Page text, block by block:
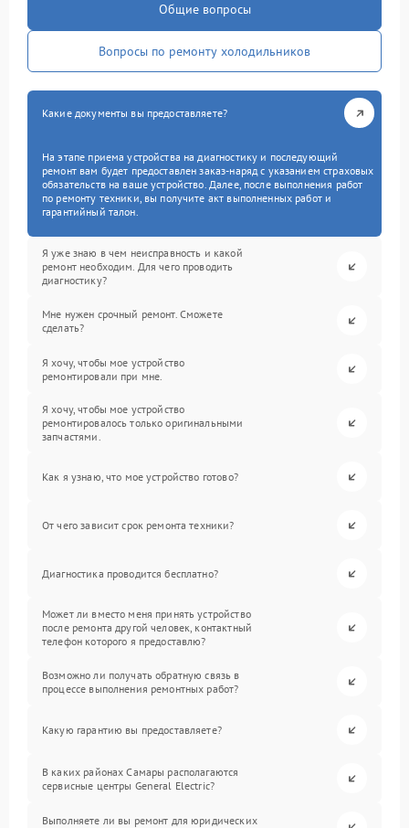
Общие вопросы
Вопросы по ремонту холодильников
Какие документы вы предоставляете?
На этапе приема устройства на диагностику и последующий
ремонт вам будет предоставлен заказ-наряд с указанием страховых
обязательств на ваше устройство. Далее, после выполнения работ
по ремонту техники, вы получите акт выполненных работ и
гарантийный талон.
Я уже знаю в чем неисправность и какой
ремонт необходим. Для чего проводить
диагностику?
Мне нужен срочный ремонт. Сможете
сделать?
Я хочу, чтобы мое устройство
ремонтировали при мне.
Я хочу, чтобы мое устройство
ремонтировалось только оригинальными
запчастями.
Как я узнаю, что мое устройство готово?
От чего зависит срок ремонта техники?
Диагностика проводится бесплатно?
Может ли вместо меня принять устройство
после ремонта другой человек, контактный
телефон которого я предоставлю?
Возможно ли получать обратную связь в
процессе выполнения ремонтных работ?
Какую гарантию вы предоставляете?
В каких районах Самары располагаются
сервисные центры General Electric?
Выполняете ли вы ремонт для юридических